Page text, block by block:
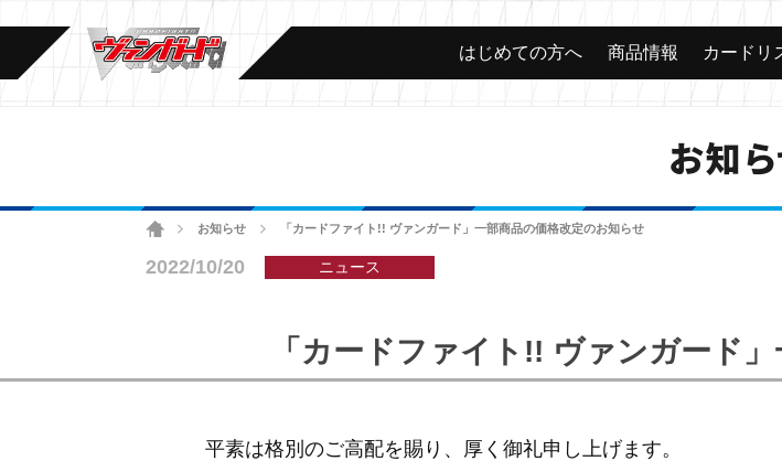
はじめての方へ 商品情報 カードリ
お知
ホームお知らせ 「カードファイト!! ヴァンガード」一部商品の価格改定のお知らせ
2022/10/20 ニュース
「カードファイト!! ヴァンガード
平素は格別のご高配を賜り、厚く御礼申し上げます。